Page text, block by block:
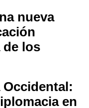
nueva
de los
en